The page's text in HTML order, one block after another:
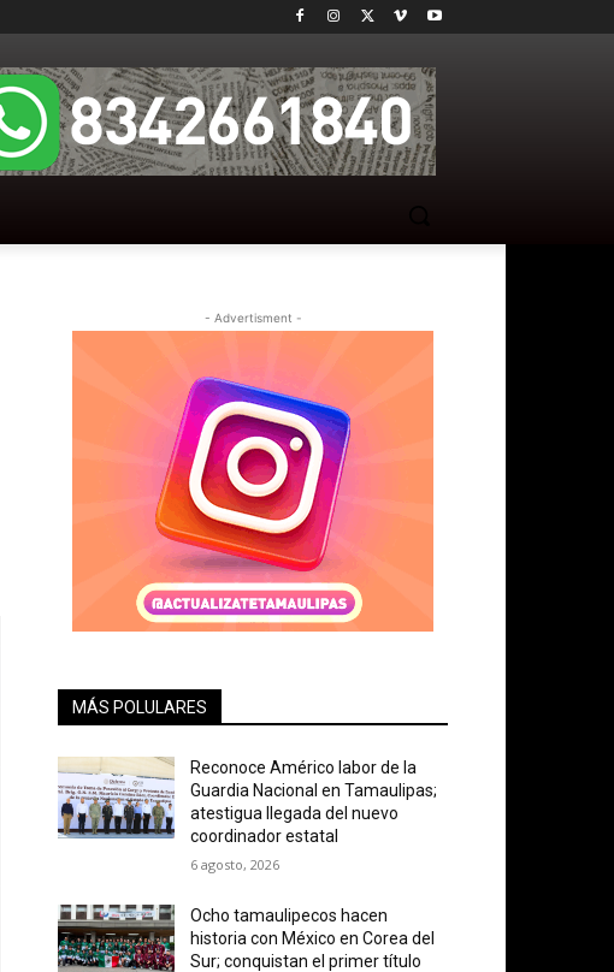
- Advertisment -
MÁS POLULARES
Reconoce Américo labor de la
Guardia Nacional en Tamaulipas;
atestigua llegada del nuevo
coordinador estatal
6 agosto, 2026
Ocho tamaulipecos hacen
historia con México en Corea del
Sur; conquistan el primer título